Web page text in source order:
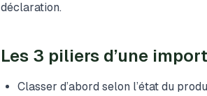
déclaration.
Les 3 piliers d’une
Classer d’abord selon l’état du